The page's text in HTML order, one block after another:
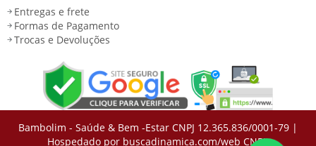
Entregas e frete
Formas de Pagamento
Trocas e Devoluções
Bambolim - Saúde & Bem -Estar CNPJ 12.365.836/0001-79 |
Hospedado por buscadinamica.com/web CNPJ: